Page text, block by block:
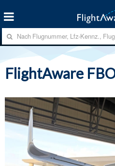
FlightAware